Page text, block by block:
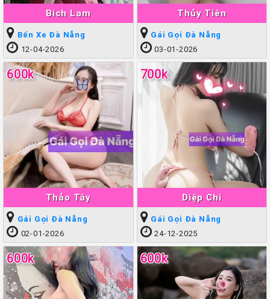
Bích Lam
Bến Xe Đà Nẵng
12-04-2026
Thủy Tiên
Gái Gọi Đà Nẵng
03-01-2026
Thảo Tây
600k
Gái Gọi Đà Nẵng
02-01-2026
Diệp Chi
700k
Gái Gọi Đà Nẵng
24-12-2025
600k 600k